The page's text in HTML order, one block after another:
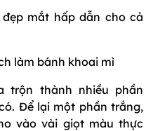
làm bánh khoai mì
trộn thành nhiều phần
Để lại một phần trắng,
vào vài giọt màu thực